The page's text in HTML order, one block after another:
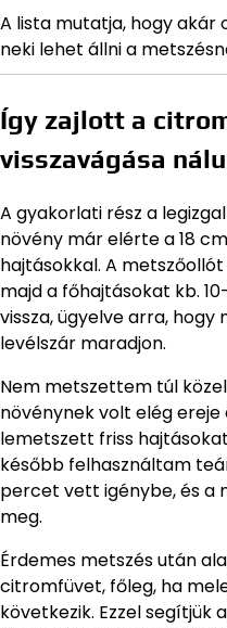
A lista mutatja, hogy akár
neki lehet állni a
Így zajlott a
visszavágása
A gyakorlati rész a
növény már elérte a 18
hajtásokkal. A
majd a főhajtásokat kb.
vissza, ügyelve arra,
levélszár maradjon.
Nem metszettem túl
növénynek volt elég ereje
lemetszett friss
később felhasználtam
percet vett igénybe, és a
meg.
Érdemes metszés után
citromfüvet, főleg, ha
következik. Ezzel segítjük